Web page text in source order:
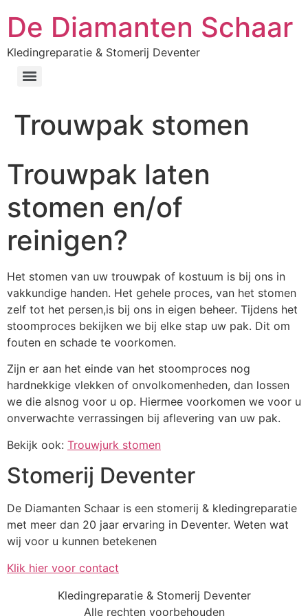
De Diamanten Schaar
Kledingreparatie & Stomerij Deventer
Trouwpak stomen
Trouwpak laten
stomen en/of
reinigen?
Het stomen van uw trouwpak of kostuum is bij ons in
vakkundige handen. Het gehele proces, van het stomen
zelf tot het persen,is bij ons in eigen beheer. Tijdens het
stoomproces bekijken we bij elke stap uw pak. Dit om
fouten en schade te voorkomen.
Zijn er aan het einde van het stoomproces nog
hardnekkige vlekken of onvolkomenheden, dan lossen
we die alsnog voor u op. Hiermee voorkomen we voor u
onverwachte verrassingen bij aflevering van uw pak.
Bekijk ook: Trouwjurk stomen
Stomerij Deventer
De Diamanten Schaar is een stomerij & kledingreparatie
met meer dan 20 jaar ervaring in Deventer. Weten wat
wij voor u kunnen betekenen
Klik hier voor contact
Kledingreparatie & Stomerij Deventer
Alle rechten voorbehouden